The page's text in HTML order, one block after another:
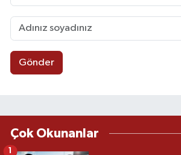
Gönder
Çok Okunanlar